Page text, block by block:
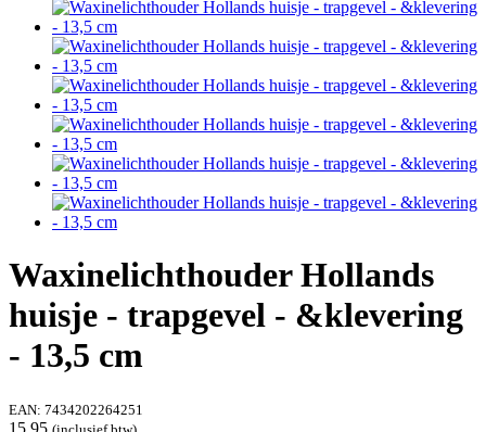
Waxinelichthouder Hollands
huisje - trapgevel - &klevering
- 13,5 cm
EAN: 7434202264251
15,95